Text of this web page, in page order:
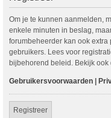
Om je te kunnen aanmelden,
enkele minuten in beslag,
forumbeheerder kan ook
gebruikers. Lees voor
bijbehorend beleid. Bekijk ook
Gebruikersvoorwaarden |
Registreer